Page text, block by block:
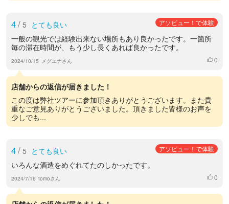
4/ 5 とても良い アソビュー！で体験
一般の観光では経験出来ない場所もあり良かったです。一箇所
毎の滞在時間が、もう少し長くあれば良かったです。
2024/10/15 メグエナさん いいね
0
店舗からの返信が届きました！
この度は弊社ツアーに参加頂きありがとうございます。また貴
重なご意見ありがとうございました。頂きました皆様のお声を
少しでも...
4/ 5 とても良い アソビュー！で体験
いろんな酒造をめぐれてたのしかったです。
2024/7/16 tomoさん いいね
0